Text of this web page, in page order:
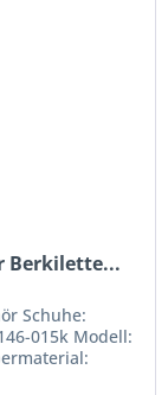
Berkilette...
Schuhe:
015k Modell: